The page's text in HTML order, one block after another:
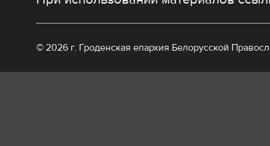
© 2026 г. Гроденская епархия Белорусской